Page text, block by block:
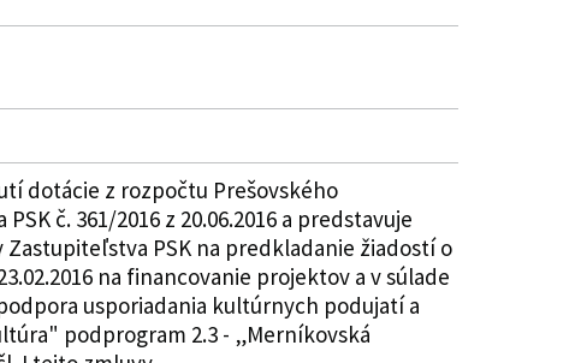
dotácie z rozpočtu Prešovského
č. 361/2016 z 20.06.2016 a predstavuje
PSK na predkladanie žiadostí o
na financovanie projektov a v súlade
usporiadania kultúrnych podujatí a
podprogram 2.3 - „Merníkovská